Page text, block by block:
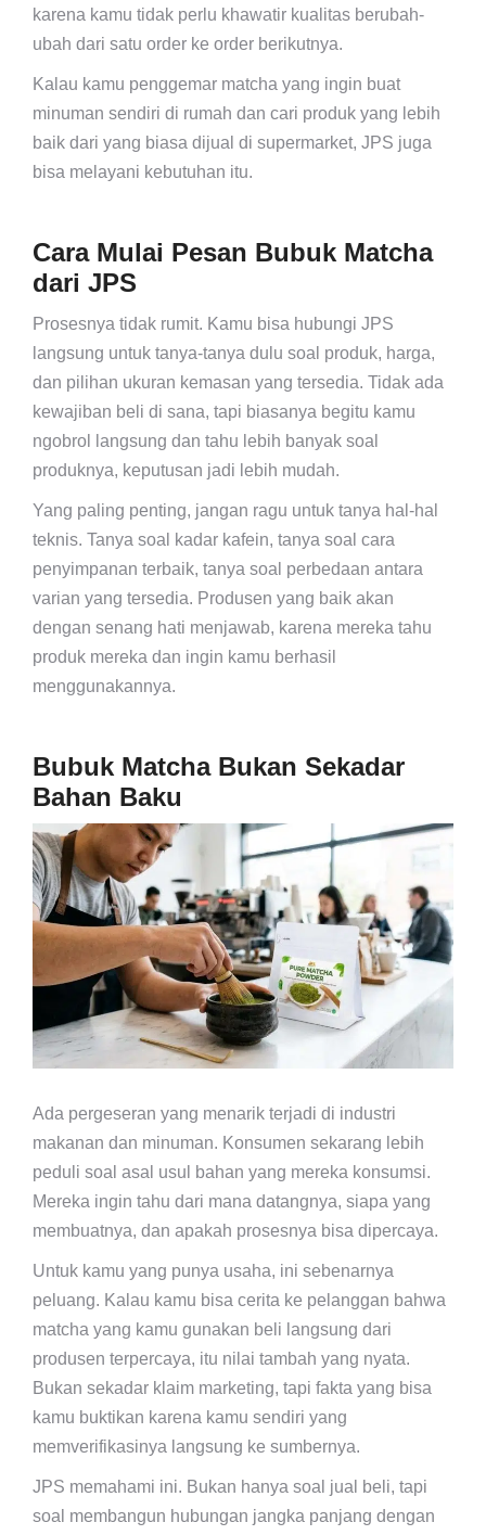
karena kamu tidak perlu khawatir kualitas berubah-
ubah dari satu order ke order berikutnya.
Kalau kamu penggemar matcha yang ingin buat
minuman sendiri di rumah dan cari produk yang lebih
baik dari yang biasa dijual di supermarket, JPS juga
bisa melayani kebutuhan itu.
Cara Mulai Pesan Bubuk Matcha
dari JPS
Prosesnya tidak rumit. Kamu bisa hubungi JPS
langsung untuk tanya-tanya dulu soal produk, harga,
dan pilihan ukuran kemasan yang tersedia. Tidak ada
kewajiban beli di sana, tapi biasanya begitu kamu
ngobrol langsung dan tahu lebih banyak soal
produknya, keputusan jadi lebih mudah.
Yang paling penting, jangan ragu untuk tanya hal-hal
teknis. Tanya soal kadar kafein, tanya soal cara
penyimpanan terbaik, tanya soal perbedaan antara
varian yang tersedia. Produsen yang baik akan
dengan senang hati menjawab, karena mereka tahu
produk mereka dan ingin kamu berhasil
menggunakannya.
Bubuk Matcha Bukan Sekadar
Bahan Baku
Ada pergeseran yang menarik terjadi di industri
makanan dan minuman. Konsumen sekarang lebih
peduli soal asal usul bahan yang mereka konsumsi.
Mereka ingin tahu dari mana datangnya, siapa yang
membuatnya, dan apakah prosesnya bisa dipercaya.
Untuk kamu yang punya usaha, ini sebenarnya
peluang. Kalau kamu bisa cerita ke pelanggan bahwa
matcha yang kamu gunakan beli langsung dari
produsen terpercaya, itu nilai tambah yang nyata.
Bukan sekadar klaim marketing, tapi fakta yang bisa
kamu buktikan karena kamu sendiri yang
memverifikasinya langsung ke sumbernya.
JPS memahami ini. Bukan hanya soal jual beli, tapi
soal membangun hubungan jangka panjang dengan